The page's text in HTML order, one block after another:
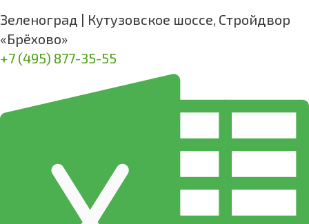
Зеленоград | Кутузовское шоссе, Стройдвор
«Брёхово»
+7 (495) 877-35-55